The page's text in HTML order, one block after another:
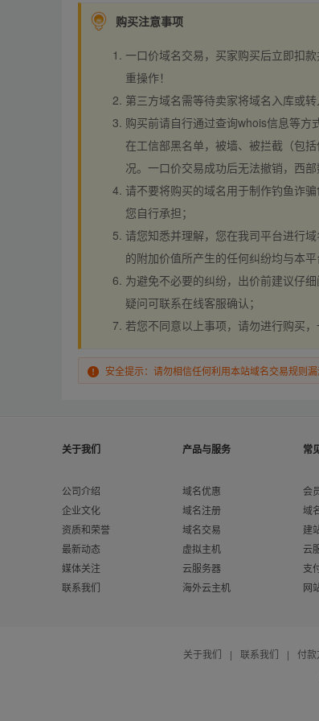
购买注意事项
一口价域名交易，买家购买后立即扣
重操作！
第三方域名需等待卖家将域名入库或
购买前请自行通过查询whois信息等
在工信部黑名单，被墙、被拦截（包
况。一口价交易成功后无法撤销，西部
请不要将购买的域名用于制作钓鱼诈
您自行承担；
请您知悉并理解，您在我司平台进行
的附加价值所产生的任何纠纷均与本平
为避免不必要的纠纷，出价前建议仔细
疑问可联系在线客服确认；
若您不同意以上事项，请勿进行购买
安全提示：请勿相信任何利用本站域名交易规则
关于我们
公司介绍
企业文化
资质和荣誉
最新动态
媒体关注
联系我们
产品与服务
域名优惠
域名注册
域名交易
虚拟主机
云服务器
海外云主机
常
会
域
建
云
支
网
关于我们 | 联系我们 | 付款